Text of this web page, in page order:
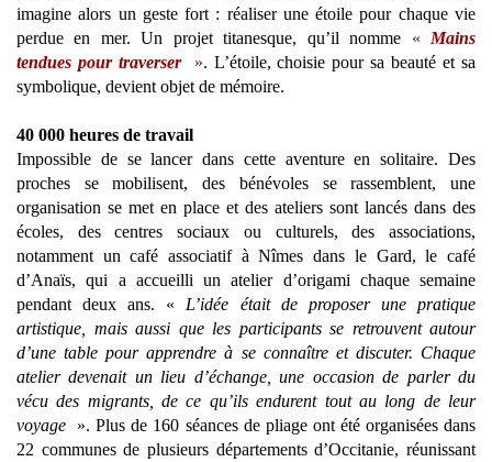
imagine alors un geste fort : réaliser une étoile pour chaque vie
perdue en mer. Un projet titanesque, qu’il nomme « Mains
tendues pour traverser
». L’étoile, choisie pour sa beauté et sa
symbolique, devient objet de mémoire.
40 000 heures de travail
Impossible de se lancer dans cette aventure en solitaire. Des
proches se mobilisent, des bénévoles se rassemblent, une
organisation se met en place et des ateliers sont lancés dans des
écoles, des centres sociaux ou culturels, des associations,
notamment un café associatif à Nîmes dans le Gard, le café
d’Anaïs, qui a accueilli un atelier d’origami chaque semaine
pendant deux ans. « L’idée était de proposer une pratique
artistique, mais aussi que les participants se retrouvent autour
d’une table pour apprendre à se connaître et discuter. Chaque
atelier devenait un lieu d’échange, une occasion de parler du
vécu des migrants, de ce qu’ils endurent tout au long de leur
voyage
». Plus de 160 séances de pliage ont été organisées dans
22 communes de plusieurs départements d’Occitanie, réunissant